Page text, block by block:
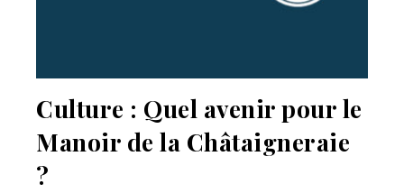
Culture : Quel avenir pour le
Manoir de la Châtaigneraie
?